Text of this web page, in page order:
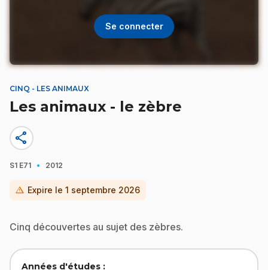
Se connecter
CINQ - LES ANIMAUX
Les animaux - le zèbre
share
S1 E71 · 2012
warning Expire le 1 septembre 2026
Cinq découvertes au sujet des zèbres.
Années d'études :